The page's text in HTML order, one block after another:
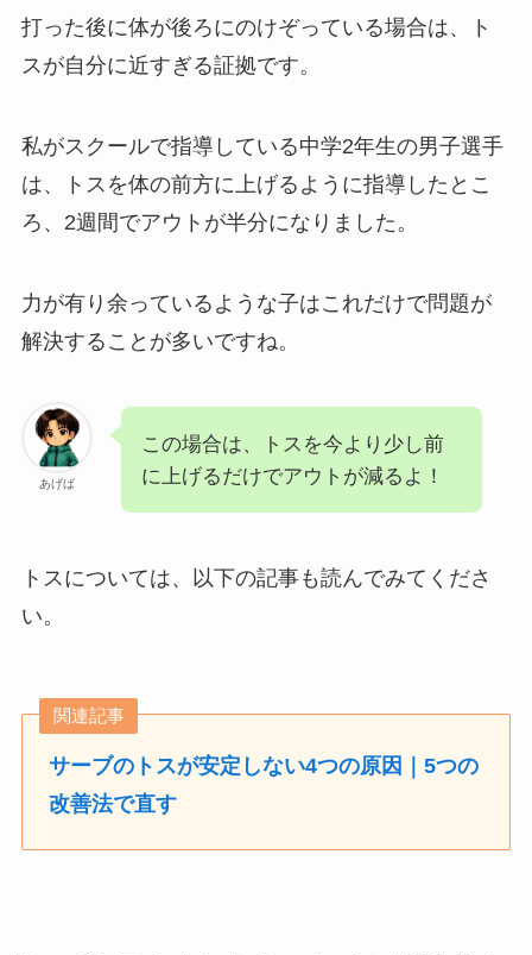
打った後に体が後ろにのけぞっている場合は、ト
スが自分に近すぎる証拠です。
私がスクールで指導している中学2年生の男子選手
は、トスを体の前方に上げるように指導したとこ
ろ、2週間でアウトが半分になりました。
力が有り余っているような子はこれだけで問題が
解決することが多いですね。
あげば
この場合は、トスを今より少し前
に上げるだけでアウトが減るよ！
トスについては、以下の記事も読んでみてくださ
い。
関連記事
サーブのトスが安定しない4つの原因｜5つの
改善法で直す